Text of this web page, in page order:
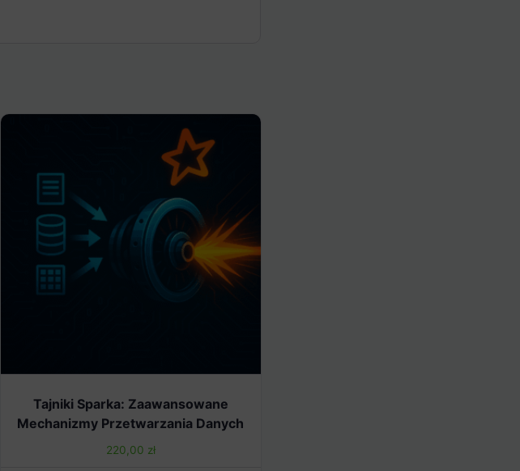
Tajniki Sparka: Zaawansowane
Mechanizmy Przetwarzania Danych
220,00 zł